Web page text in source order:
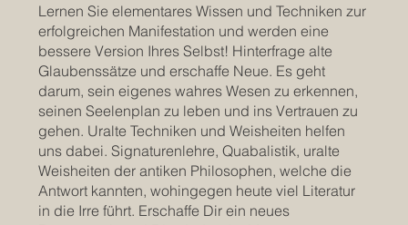
Lernen Sie elementares Wissen und Techniken zur
erfolgreichen Manifestation und werden eine
bessere Version Ihres Selbst! Hinterfrage alte
Glaubenssätze und erschaffe Neue. Es geht
darum, sein eigenes wahres Wesen zu erkennen,
seinen Seelenplan zu leben und ins Vertrauen zu
gehen. Uralte Techniken und Weisheiten helfen
uns dabei. Signaturenlehre, Quabalistik, uralte
Weisheiten der antiken Philosophen, welche die
Antwort kannten, wohingegen heute viel Literatur
in die Irre führt. Erschaffe Dir ein neues